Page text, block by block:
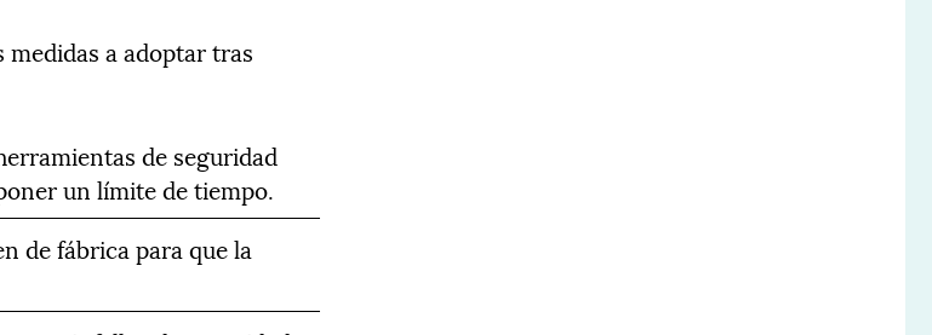
a adoptar tras
de seguridad
un límite de tiempo.
de fábrica para que la